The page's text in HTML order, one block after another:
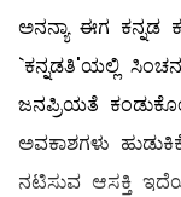
ಅನನ್ಯಾ ಈಗ ಕನ್ನಡ
`ಕನ್ನಡತಿ'ಯಲ್ಲಿ ಸಿಂಚನ
ಜನಪ್ರಿಯತೆ
ಅವಕಾಶಗಳು
ನಟಿಸುವ ಆಸಕ್ತಿ